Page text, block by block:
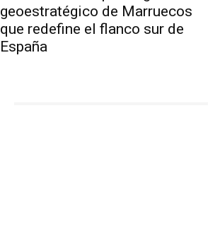
geoestratégico de Marruecos
que redefine el flanco sur de
España